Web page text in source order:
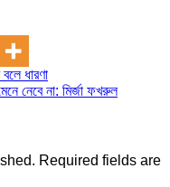
ধারণা
নেবে না: মির্জা ফখরুল
Required fields are